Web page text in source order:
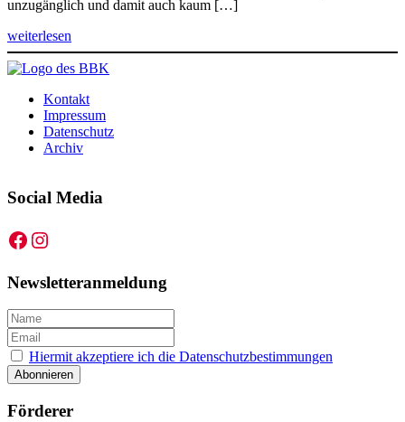
unzugänglich und damit auch kaum […]
weiterlesen
Kontakt
Impressum
Datenschutz
Archiv
Social Media
Facebook
Instagram
Newsletteranmeldung
Hiermit akzeptiere ich die Datenschutzbestimmungen
Förderer